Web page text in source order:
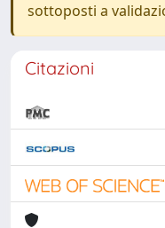
sottoposti a
Citazioni